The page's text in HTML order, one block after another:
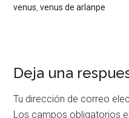
venus,venus de arlanpe
Deja una
Tu dirección de correo
Los campos obligatorios